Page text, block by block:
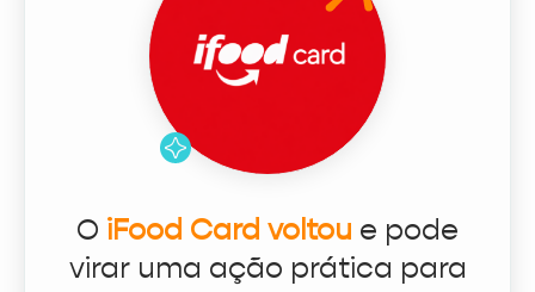
O iFood Card voltou e pode
virar uma ação prática para